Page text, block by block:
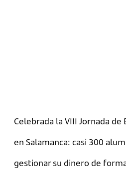
Celebrada la VIII Jornada de
en Salamanca: casi 300
gestionar su dinero de